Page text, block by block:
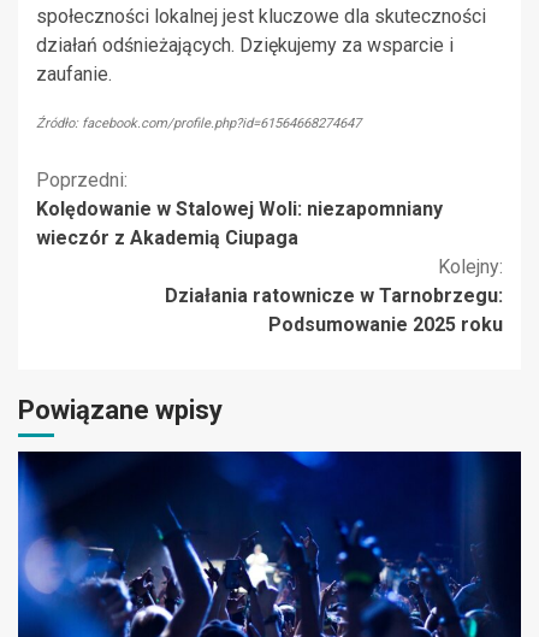
społeczności lokalnej jest kluczowe dla skuteczności
działań odśnieżających. Dziękujemy za wsparcie i
zaufanie.
Źródło: facebook.com/profile.php?id=61564668274647
Kontynuuj
czytanie
Poprzedni:
Kolędowanie w Stalowej Woli: niezapomniany
wieczór z Akademią Ciupaga
Kolejny:
Działania ratownicze w Tarnobrzegu:
Podsumowanie 2025 roku
Powiązane wpisy